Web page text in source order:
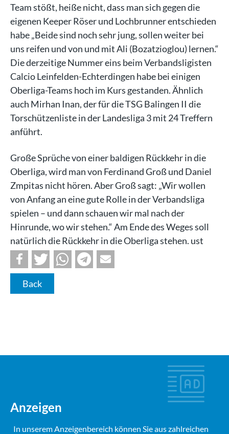
Team stößt, heiße nicht, dass man sich gegen die
eigenen Keeper Röser und Lochbrunner entschieden
habe „Beide sind noch sehr jung, sollen weiter bei
uns reifen und von und mit Ali (Bozatzioglou) lernen.“
Die derzeitige Nummer eins beim Verbandsligisten
Calcio Leinfelden-Echterdingen habe bei einigen
Oberliga-Teams hoch im Kurs gestanden. Ähnlich
auch Mirhan Inan, der für die TSG Balingen II die
Torschützenliste in der Landesliga 3 mit 24 Treffern
anführt.
Große Sprüche von einer baldigen Rückkehr in die
Oberliga, wird man von Ferdinand Groß und Daniel
Zmpitas nicht hören. Aber Groß sagt: „Wir wollen
von Anfang an eine gute Rolle in der Verbandsliga
spielen – und dann schauen wir mal nach der
Hinrunde, wo wir stehen.“ Am Ende des Weges soll
natürlich die Rückkehr in die Oberliga stehen. ust
Back
Anzeigen
In unserem Anzeigenbereich können Sie aus zahlreichen